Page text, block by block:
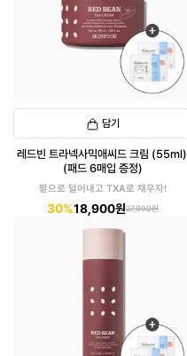
담기
레드빈 트라넥사믹애씨드 크림 (55ml)
(패드 6매입 증정)
팥으로 덜어내고 TXA로 채우자!
30%18,900원27,000원